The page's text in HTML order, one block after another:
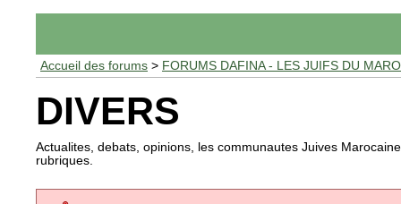
Accueil des forums > FORUMS DAFINA - LES JUIFS DU
DIVERS
Actualites, debats, opinions, les communautes Juives
rubriques.